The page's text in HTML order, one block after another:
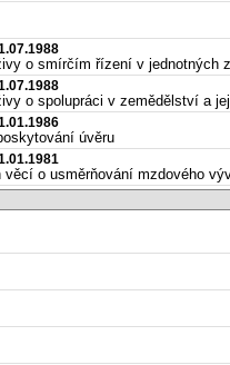
o smírčím řízení v jednotných
o spolupráci v zemědělství a
úvěru
o usměrňování mzdového